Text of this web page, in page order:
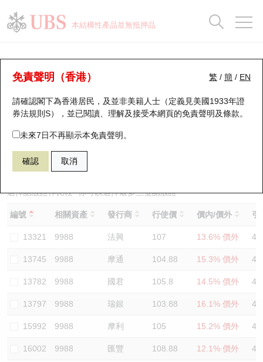
本結構性產品並無抵押品
繁 / 簡 / EN
免責聲明（香港）
請確認閣下為香港居民，及並非美籍人士（定義見美國1933年證
券法規則S），並已閱讀、理解及接受本網頁的免責聲明及條款。
未來7日不再顯示本免責聲明。
確認 取消
認股證分析儀
表現 街貨統計 比較
13730 瑞銀認沽 9988 阿里巴巴
選擇認股證作比較*你可以選擇最多三隻認股證
編號 相關資產 發行商 行使價 價內/價外 引
13321 9988 法興 107 13.6% 價外
13745 9988 摩通 104.88 15.3% 價外
13782 9988 國君 105.8 14.5% 價外
13797 9988 瑞銀 103.88 16.1% 價外
15992 9988 摩利 105 15.2% 價外
16002 9988 匯豐 108.88 12.1% 價外
瑞銀認股證一覽
新發行瑞銀認股證
即將到期認股證
認股證到期結算價查詢
認股證分析儀
認股證速算機
認股證/牛熊證日誌
認股證文件及公告
街貨統計
比較
牛熊全景快搜
牛熊證搜尋
牛熊證街貨分佈圖
正股牛熊證列表
新發行瑞銀牛熊證
已收回牛熊證剩餘價值
牛熊證到期結算價查詢
牛熊證分析儀
街貨統計
比較
十大升幅/跌幅
十大認股證成交分佈
十天股證佔大市成交
資金流
街貨統計
三十大平均引伸波幅
正股分析儀
二十大活躍股份
恒指成份股
國指成份股
科指成份股
相關資產沽空
中資ETFs溢價比較
AH 股價對照
持股比重
顯示所有持股比重
每月輪證大市專題
輪證專欄
講座及教育短片
認股證投資者教育
牛熊證投資者教育
認股證牛熊證常問問題